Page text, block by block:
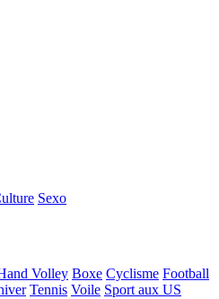
Sexo
Volley Boxe Cyclisme Football
Tennis Voile Sport aux US